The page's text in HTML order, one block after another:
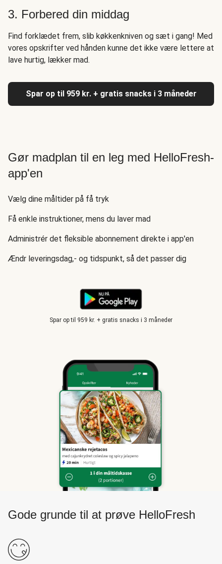
3. Forbered din middag
Find forklædet frem, slib køkkenkniven og sæt i gang! Med
vores opskrifter ved hånden kunne det ikke være lettere at
lave hurtig, lækker mad.
Spar op til 959 kr. + gratis snacks i 3 måneder
Gør madplan til en leg med HelloFresh-
app'en
Vælg dine måltider på få tryk
Få enkle instruktioner, mens du laver mad
Administrér det fleksible abonnement direkte i app'en
Ændr leveringsdag,- og tidspunkt, så det passer dig
Spar op til 959 kr. + gratis snacks i 3 måneder
Gode grunde til at prøve HelloFresh